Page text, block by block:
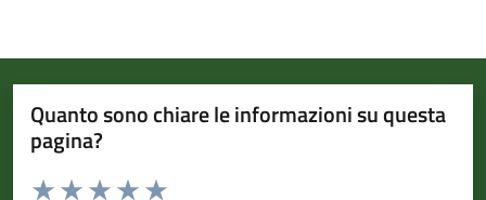
Quanto sono chiare le informazioni su questa
pagina?
Valuta da 1 a 5 stelle la pagina